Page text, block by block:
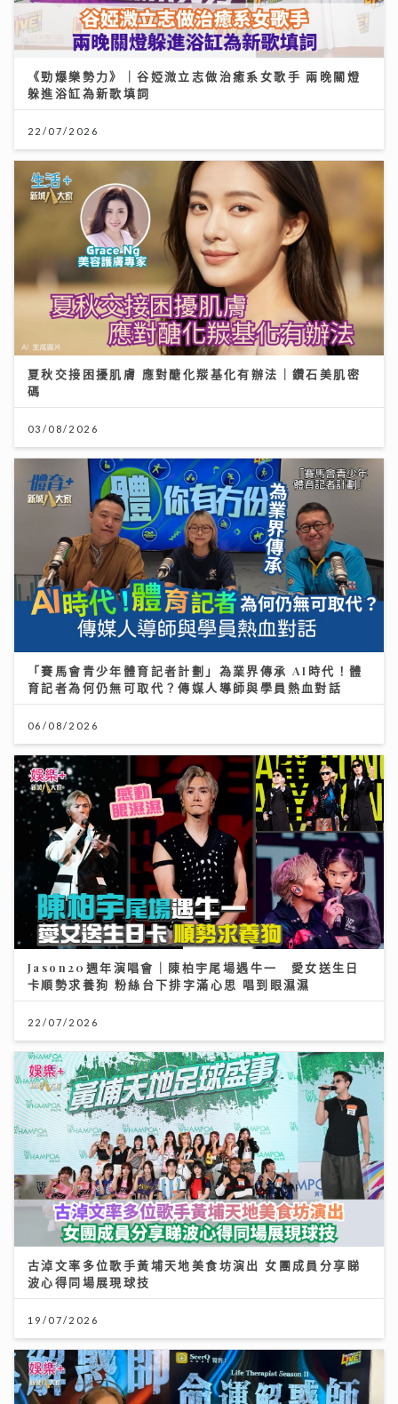
《勁爆樂勢力》｜谷婭溦立志做治癒系女歌手 兩晚關燈
躲進浴缸為新歌填詞
22/07/2026
夏秋交接困擾肌膚 應對醣化羰基化有辦法｜鑽石美肌密
碼
03/08/2026
「賽馬會青少年體育記者計劃」為業界傳承 AI時代！體
育記者為何仍無可取代？傳媒人導師與學員熱血對話
06/08/2026
Jason20週年演唱會｜陳柏宇尾場遇牛一 愛女送生日
卡順勢求養狗 粉絲台下排字滿心思 唱到眼濕濕
22/07/2026
古淖文率多位歌手黃埔天地美食坊演出 女團成員分享睇
波心得同場展現球技
19/07/2026